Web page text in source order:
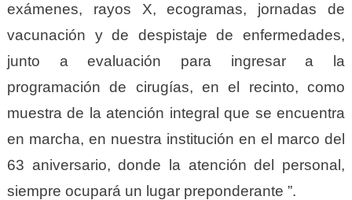
exámenes, rayos X, ecogramas, jornadas de
vacunación y de despistaje de enfermedades,
junto a evaluación para ingresar a la
programación de cirugías, en el recinto, como
muestra de la atención integral que se encuentra
en marcha, en nuestra institución en el marco del
63 aniversario, donde la atención del personal,
siempre ocupará un lugar preponderante ”.